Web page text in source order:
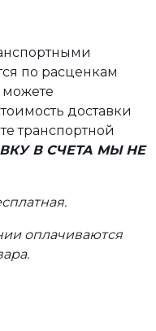
по расценкам
доставки
транспортной
В СЧЕТА МЫ НЕ
оплачиваются